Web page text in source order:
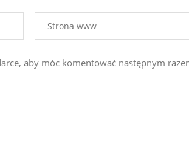
aby móc komentować następnym